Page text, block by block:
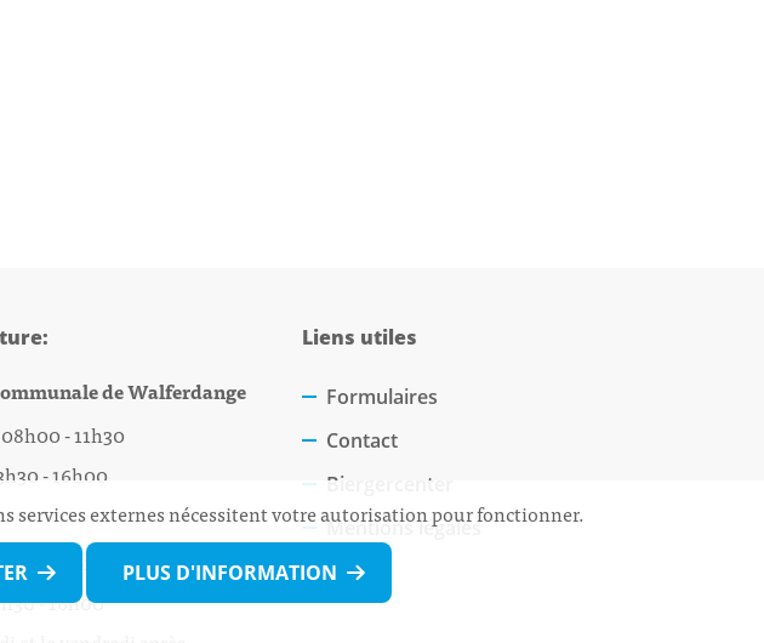
de Walferdange
- 11h30
- 11h30
Liens utiles
Formulaires
Contact
Biergercenter
Mentions légales
services externes nécessitent votre autorisation pour fonctionner.
PLUS D'INFORMATION